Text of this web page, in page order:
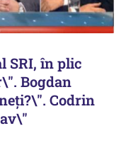
SRI, în plic
Bogdan
Codrin